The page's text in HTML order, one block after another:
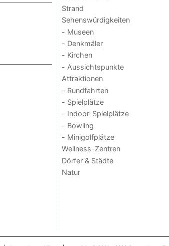
Strand
Sehenswürdigkeiten
- Museen
- Denkmäler
- Kirchen
- Aussichtspunkte
Attraktionen
- Rundfahrten
- Spielplätze
- Indoor-Spielplätze
- Bowling
- Minigolfplätze
Wellness-Zentren
Dörfer & Städte
Natur